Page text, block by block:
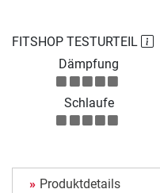
FITSHOP TESTURTEIL
Dämpfung
Schlaufe
Produktdetails